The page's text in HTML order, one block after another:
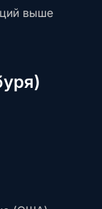
выше